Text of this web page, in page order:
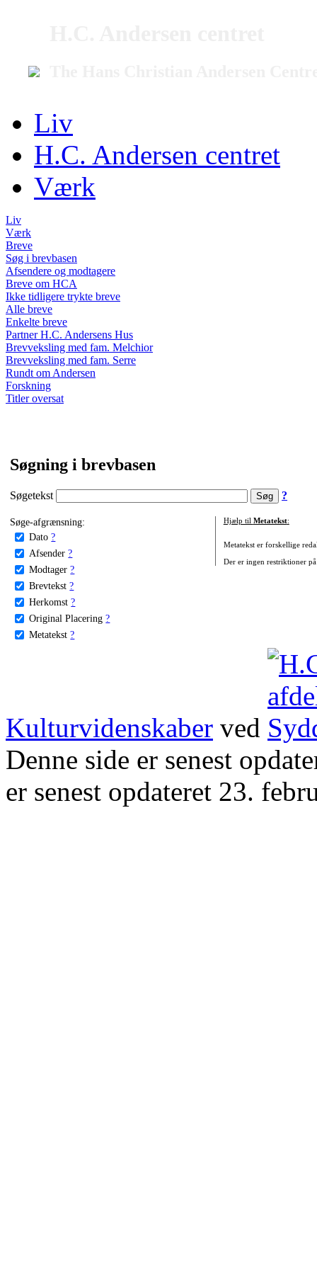
Liv
H.C. Andersen centret
Værk
Liv
Værk
Breve
Søg i brevbasen
Afsendere og modtagere
Breve om HCA
Ikke tidligere trykte breve
Alle breve
Enkelte breve
Partner H.C. Andersens Hus
Brevveksling med fam. Melchior
Brevveksling med fam. Serre
Rundt om Andersen
Forskning
Titler oversat
Søgning i brevbasen
Søgetekst ?
Søge-afgrænsning:
Dato ?
Afsender ?
Modtager ?
Brevtekst ?
Herkomst ?
Original Placering ?
Metatekst ?
Hjælp til Metatekst:
Metatekst er forskellige
Der er ingen restriktioner
Kulturvidenskaber ved
Denne side er senest
er senest opdateret 23.